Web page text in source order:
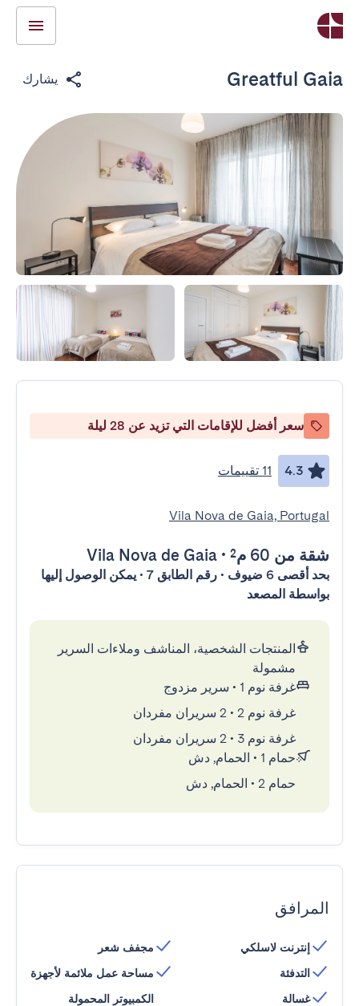
Greatful Gaia يشارك
سعر أفضل للإقامات التي تزيد عن 28 ليلة
4.3 11 تقييمات
Vila Nova de Gaia, Portugal
شقة من 60 م² •
Vila Nova de Gaia
بحد أقصى 6 ضيوف • رقم الطابق 7 • يمكن الوصول إليها
بواسطة المصعد
المنتجات الشخصية، المناشف وملاءات السرير
مشمولة
غرفة نوم 1
• سرير مزدوج
غرفة نوم 2
• 2 سريران مفردان
غرفة نوم 3
• 2 سريران مفردان
حمام 1
• الحمام, دش
حمام 2
• الحمام, دش
المرافق
إنترنت لاسلكي
التدفئة
غسالة
مجفف شعر
مساحة عمل ملائمة لأجهزة
الكمبيوتر المحمولة